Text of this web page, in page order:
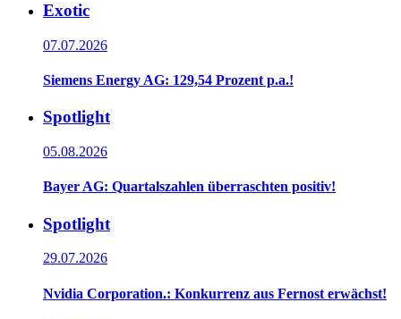
Exotic
07.07.2026
Siemens Energy AG: 129,54 Prozent p.a.!
Spotlight
05.08.2026
Bayer AG: Quartalszahlen überraschten positiv!
Spotlight
29.07.2026
Nvidia Corporation.: Konkurrenz aus Fernost erwächst!